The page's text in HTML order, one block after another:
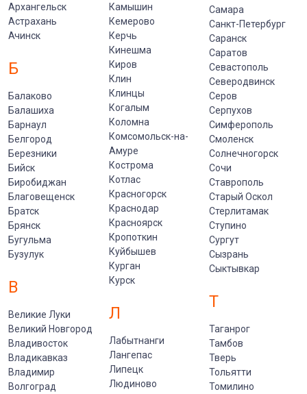
Архангельск
Астрахань
Ачинск
Б
Балаково
Балашиха
Барнаул
Белгород
Березники
Бийск
Биробиджан
Благовещенск
Братск
Брянск
Бугульма
Бузулук
В
Великие Луки
Великий Новгород
Владивосток
Владикавказ
Владимир
Волгоград
Камышин
Кемерово
Керчь
Кинешма
Киров
Клин
Клинцы
Когалым
Коломна
Комсомольск-на-
Амуре
Кострома
Котлас
Красногорск
Краснодар
Красноярск
Кропоткин
Куйбышев
Курган
Курск
Л
Лабытнанги
Лангепас
Липецк
Людиново
Самара
Санкт-Петербург
Саранск
Саратов
Севастополь
Северодвинск
Серов
Серпухов
Симферополь
Смоленск
Солнечногорск
Сочи
Ставрополь
Старый Оскол
Стерлитамак
Ступино
Сургут
Сызрань
Сыктывкар
Т
Таганрог
Тамбов
Тверь
Тольятти
Томилино